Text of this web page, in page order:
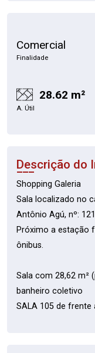
Comercial
Finalidade
28.62 m²
A. Útil
Descrição do
Shopping Galeria
Sala localizado no
Antônio Agú, nº:
Próximo a estação
ônibus.
Sala com 28,62 m²
banheiro coletivo
SALA 105 de frente